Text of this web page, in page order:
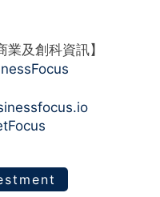
業及創科資訊】